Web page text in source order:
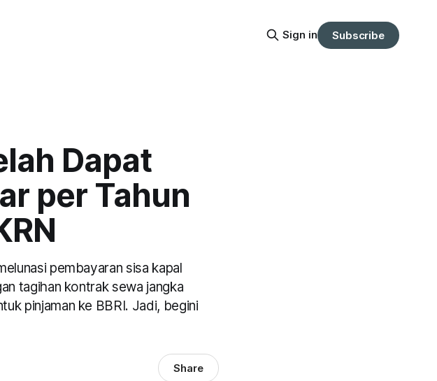
Sign in Subscribe
Dapat
per Tahun
pembayaran sisa kapal
tagihan kontrak sewa jangka
pinjaman ke BBRI. Jadi, begini
Share